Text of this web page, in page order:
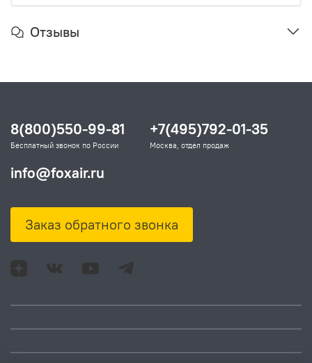
Отзывы
8(800)550-99-81
Бесплатный звонок по России
+7(495)792-01-35
Москва, отдел продаж
info@foxair.ru
Заказ обратного звонка